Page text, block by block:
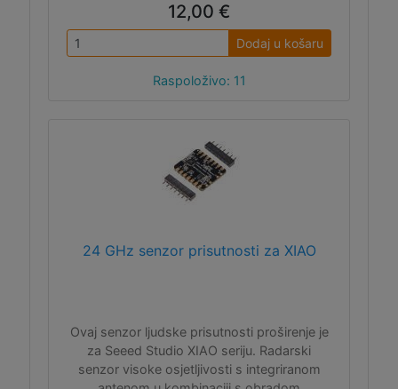
12,00 €
Dodaj u košaru
Raspoloživo: 11
24 GHz senzor prisutnosti za XIAO
Ovaj senzor ljudske prisutnosti proširenje je
za Seeed Studio XIAO seriju. Radarski
senzor visoke osjetljivosti s integriranom